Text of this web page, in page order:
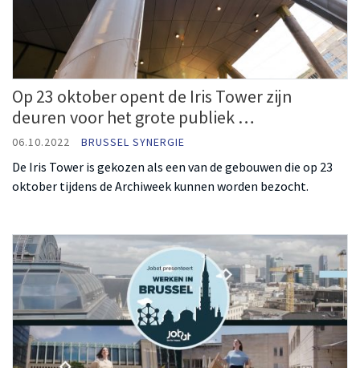
Op 23 oktober opent de Iris Tower zijn
deuren voor het grote publiek …
06.10.2022 BRUSSEL SYNERGIE
De Iris Tower is gekozen als een van de gebouwen die op 23
oktober tijdens de Archiweek kunnen worden bezocht.